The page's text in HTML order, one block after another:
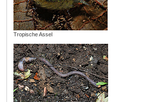
Tropische Assel